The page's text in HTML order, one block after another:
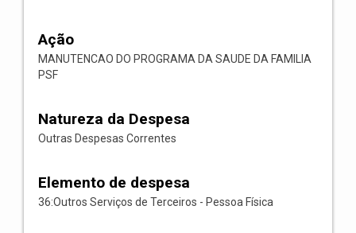
Ação
MANUTENCAO DO PROGRAMA DA SAUDE DA FAMILIA
PSF
Natureza da Despesa
Outras Despesas Correntes
Elemento de despesa
36:Outros Serviços de Terceiros - Pessoa Física